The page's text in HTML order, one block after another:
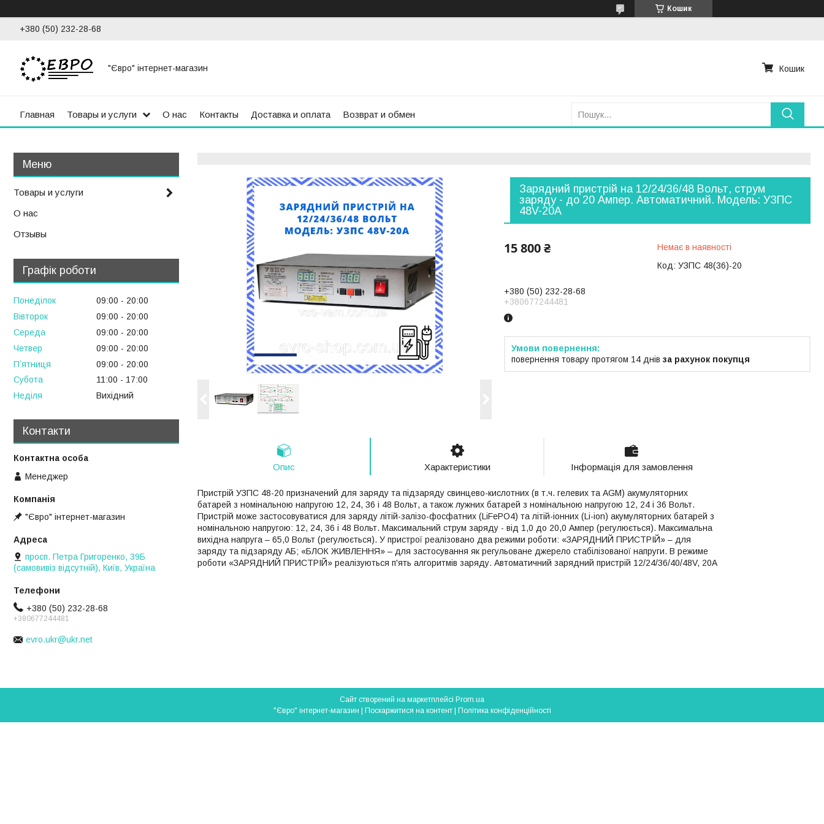
Кошик
+380 (50) 232-28-68
"Євро" інтернет-магазин Кошик
Главная Товары и услуги О нас Контакты Доставка и оплата Возврат и обмен
Зарядний пристрій на 12/24/36/48 Вольт, струм
заряду - до 20 Ампер. Автоматичний. Модель: УЗПС
48V-20A
15 800 ₴
Немає в наявності
Код: УЗПС 48(36)-20
+380 (50) 232-28-68
+380677244481
повернення товару протягом 14 днів за рахунок покупця
Опис Характеристики Інформація для замовлення
Пристрій УЗПС 48-20 призначений для заряду та підзаряду свинцево-кислотних (в т.ч. гелевих та AGM) акумуляторних
батарей з номінальною напругою 12, 24, 36 і 48 Вольт, а також лужних батарей з номінальною напругою 12, 24 і 36 Вольт.
Пристрій може застосовуватися для заряду літій-залізо-фосфатних (LiFePO4) та літій-іонних (Li-ion) акумуляторних батарей з
номінальною напругою: 12, 24, 36 і 48 Вольт. Максимальний струм заряду - від 1,0 до 20,0 Ампер (регулюється). Максимальна
вихідна напруга – 65,0 Вольт (регулюється). У пристрої реалізовано два режими роботи: «ЗАРЯДНИЙ ПРИСТРІЙ» – для
заряду та підзаряду АБ; «БЛОК ЖИВЛЕННЯ» – для застосування як регульоване джерело стабілізованої напруги. В режиме
роботи «ЗАРЯДНИЙ ПРИСТРІЙ» реалізуються п'ять алгоритмів заряду. Автоматичний зарядний пристрій 12/24/36/40/48V, 20A
Товары и услуги
О нас
Отзывы
Графік роботи
Понеділок 09:00
20:00
Вівторок
09:00
20:00
Середа
09:00
20:00
Четвер
09:00
20:00
Пʼятниця
09:00
20:00
Субота
11:00
17:00
Неділя
Вихідний
Контакти
Менеджер
"Євро" інтернет-магазин
просп. Петра Григоренко, 39Б
(самовивіз відсутній), Київ, Україна
+380 (50) 232-28-68
+380677244481
evro.ukr@ukr.net
Сайт створений на маркетплейсі Prom.ua
Поскаржитися на контент Політика конфіденційності